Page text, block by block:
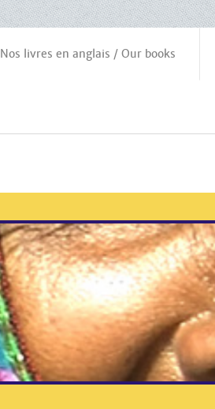
Nos livres en anglais / Our books